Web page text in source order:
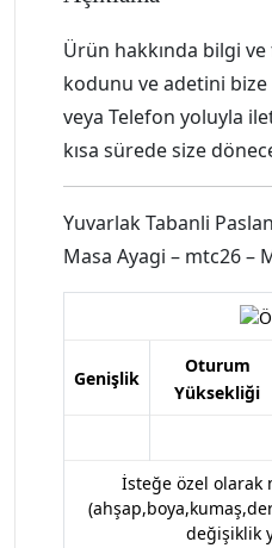
Ürün hakkında bilgi
kodunu ve adetini
veya Telefon yoluyla
kısa sürede size
Yuvarlak Tabanli
Masa Ayagi – mtc26 –
Genişlik
Oturum
Yüksekliği
İsteğe özel olarak
değişiklik